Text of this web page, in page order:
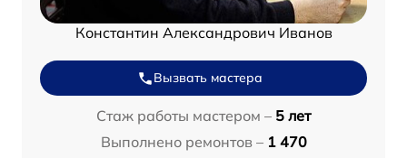
Константин Александрович Иванов
Вызвать мастера
Стаж работы мастером – 5 лет
Выполнено ремонтов – 1 470